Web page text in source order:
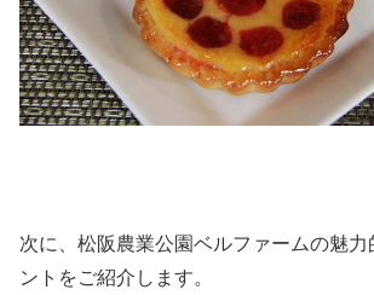
次に、松阪農業公園ベルファームの魅力
ントをご紹介します。